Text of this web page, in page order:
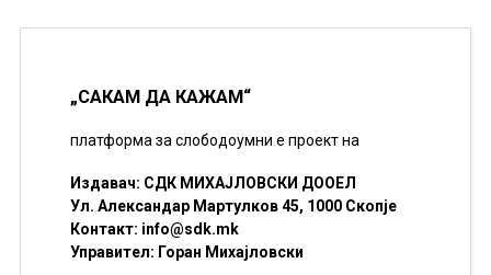
„САКАМ ДА КАЖАМ“
платформа за слободоумни е проект на
Издавач: СДК МИХАЈЛОВСКИ ДООЕЛ
Ул. Александар Мартулков 45, 1000 Скопје
Контакт: info@sdk.mk
Управител: Горан Михајловски